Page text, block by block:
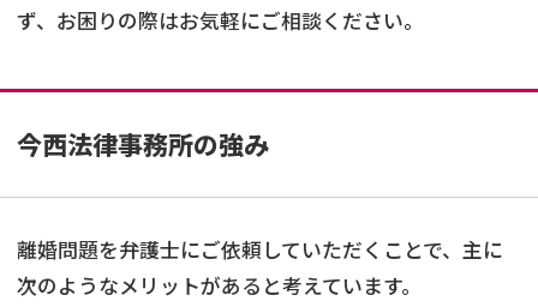
ず、お困りの際はお気軽にご相談ください。
今西法律事務所の強み
離婚問題を弁護士にご依頼していただくことで、主に
次のようなメリットがあると考えています。